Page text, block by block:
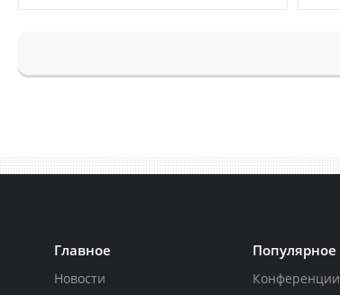
Главное
Новости
Популярное
Конференции